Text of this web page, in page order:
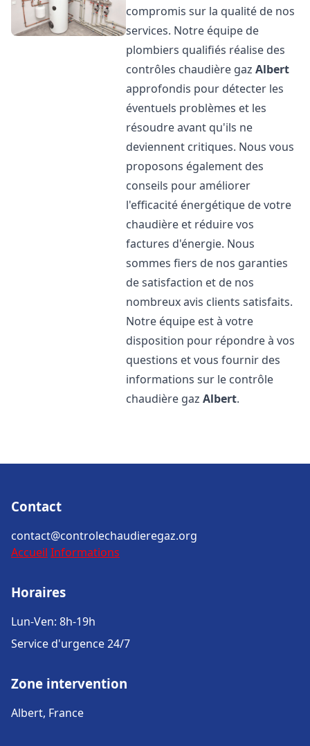
compromis sur la qualité de nos
services. Notre équipe de
plombiers qualifiés réalise des
contrôles chaudière gazAlbert
approfondis pour détecter les
éventuels problèmes et les
résoudre avant qu'ils ne
deviennent critiques. Nous vous
proposons également des
conseils pour améliorer
l'efficacité énergétique de votre
chaudière et réduire vos
factures d'énergie. Nous
sommes fiers de nos garanties
de satisfaction et de nos
nombreux avis clients satisfaits.
Notre équipe est à votre
disposition pour répondre à vos
questions et vous fournir des
informations sur le contrôle
chaudière gazAlbert.
Contact
contact@controlechaudieregaz.org
Accueil Informations
Horaires
Lun-Ven: 8h-19h
Service d'urgence 24/7
Zone intervention
Albert, France